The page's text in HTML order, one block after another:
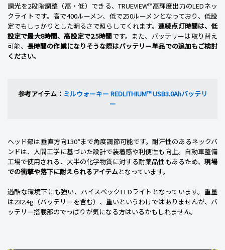
調光を2段階調整（高・低）できる、TRUEVIEW™高輝度出力のLEDネッ
クライトです。高で400ルーメン、低で250ルーメンとなっており、低設
定でもしっかりとした明るさで照らしてくれます。連続点灯時間は、低
設定で最大8時間、高設定で2.5時間です。また、バッテリーは取り替え
可能、長時間の作業になりそうな際はバッテリー単品での追加もご検討
ください。
参考アイテム： ミルウォーキー REDLITHIUM™ USB3.0Ahバッテリ
ー
ヘッド部は垂直方向130°まで角度調節可能です。耐汗性のあるネックバ
ンドは、人間工学に基づいた設計で装着感や利便性も向上。自動車整備
工場で使用される、大半の化学物質に対する耐薬品性もあるため、 現場
での衝撃や落下に耐えられるアイテムとなっています。
過酷な環境下にも強い、ハイスペックLEDライトとなっています。重量
は232.4g（バッテリーを含む）、重いというわけではありませんが、バ
ッテリー搭載部のでっぱりが気になる方はいるかもしれません。